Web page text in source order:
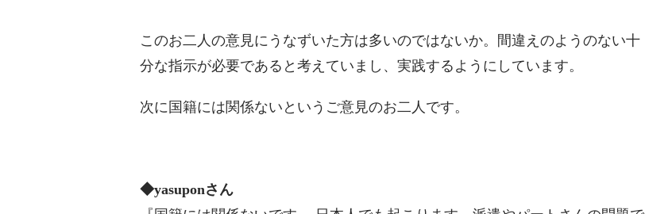
このお二人の意見にうなずいた方は多いのではないか。間違えのようのない十
分な指示が必要であると考えていまし、実践するようにしています。
次に国籍には関係ないというご意見のお二人です。
◆yasuponさん